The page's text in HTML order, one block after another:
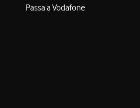
Passa a Vodafone